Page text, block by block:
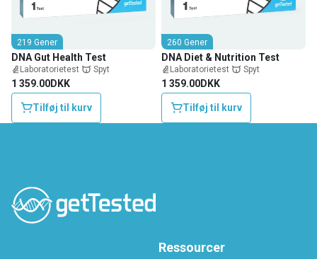
219 Gener
DNA Gut Health Test
Laboratorietest Spyt
1 359.00DKK
Tilføj til kurv
260 Gener
DNA Diet & Nutrition Test
Laboratorietest Spyt
1 359.00DKK
Tilføj til kurv
Ressourcer